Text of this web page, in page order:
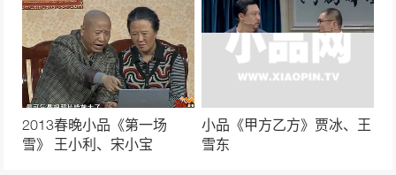
2013春晚小品《第一场
雪》 王小利、宋小宝
小品《甲方乙方》贾冰、王
雪东